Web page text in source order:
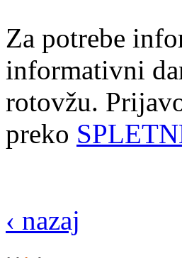
Za potrebe
informativni
rotovžu.
preko
‹ nazaj